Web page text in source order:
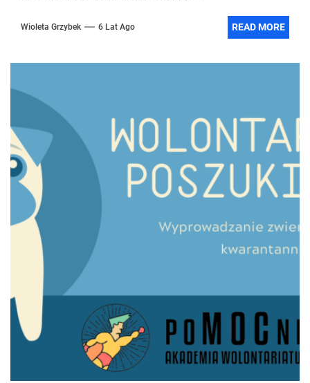
Wioleta Grzybek 6 Lat Ago READ MORE